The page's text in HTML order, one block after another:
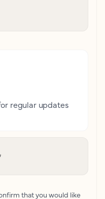
regular updates
that you would like